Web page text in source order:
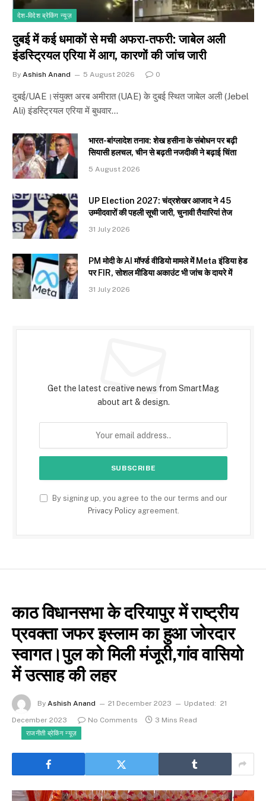
देश-विदेश ब्रेकिंग न्यूज़
दुबई में कई धमाकों से मची अफरा-तफरी: जाबेल अली
इंडस्ट्रियल एरिया में आग, कारणों की जांच जारी
By Ashish Anand 5 August 2026 0
दुबई/UAE।संयुक्त अरब अमीरात (UAE) के दुबई स्थित जाबेल अली (Jebel
Ali) इंडस्ट्रियल एरिया में बुधवार…
भारत-बांग्लादेश तनाव: शेख हसीना के संबोधन पर बढ़ी
सियासी हलचल, चीन से बढ़ती नजदीकी ने बढ़ाई चिंता
5 August 2026
UP Election 2027: चंद्रशेखर आजाद ने 45
उम्मीदवारों की पहली सूची जारी, चुनावी तैयारियां तेज
31 July 2026
PM मोदी के AI मॉर्फ्ड वीडियो मामले में Meta इंडिया हेड
पर FIR, सोशल मीडिया अकाउंट भी जांच के दायरे में
31 July 2026
Get the latest creative news from SmartMag
about art & design.
By signing up, you agree to the our terms and our
Privacy Policyagreement.
काठ विधानसभा के दरियापुर में राष्ट्रीय
प्रवक्ता जफर इस्लाम का हुआ जोरदार
स्वागत।पुल को मिली मंजूरी,गांव वासियो
में उत्साह की लहर
By Ashish Anand 21 December 2023 Updated: 21
December 2023
No Comments 3 Mins Read
राजनीती ब्रेकिंग न्यूज़